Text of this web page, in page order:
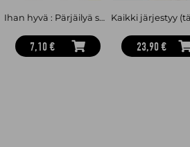
Iina Thomsson on opiskellut
yliopistossa. Hän on työskennellyt
Ylellä ja Aamulehdessä sekä tehnyt töitä
Musta Kissa
on espanjalaissyntyinen,
Ihan hyvä : Pärjäilyä suoritusyhteiskunnassa
7,10 € 23,90 €